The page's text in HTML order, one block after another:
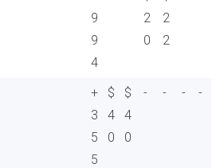
9
9
4
2
0
2
2
+
3
5
5
$
4
0
$
4
0
- - - -